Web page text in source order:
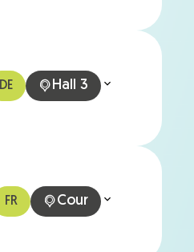
DE Hall 3
FR Cour